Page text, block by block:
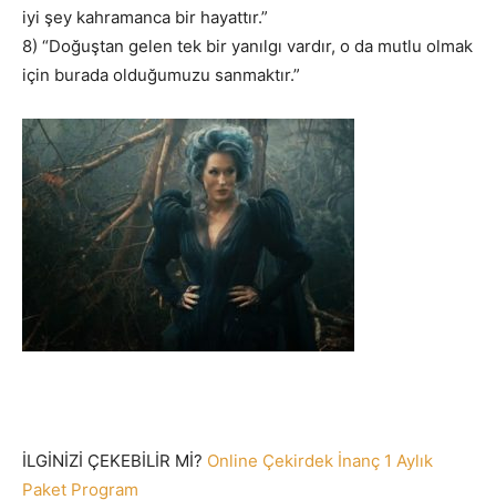
iyi şey kahramanca bir hayattır.”
8) “Doğuştan gelen tek bir yanılgı vardır, o da mutlu olmak
için burada olduğumuzu sanmaktır.”
İLGİNİZİ ÇEKEBİLİR Mİ? Online Çekirdek İnanç 1 Aylık
Paket Program